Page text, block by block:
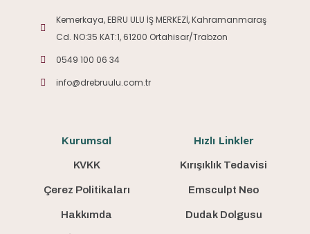
Kemerkaya, EBRU ULU İŞ MERKEZİ, Kahramanmaraş
Cd. NO:35 KAT:1, 61200 Ortahisar/Trabzon
0549 100 06 34
info@drebruulu.com.tr
Kurumsal
KVKK
Çerez Politikaları
Hakkımda
Hızlı Linkler
Kırışıklık Tedavisi
Emsculpt Neo
Dudak Dolgusu